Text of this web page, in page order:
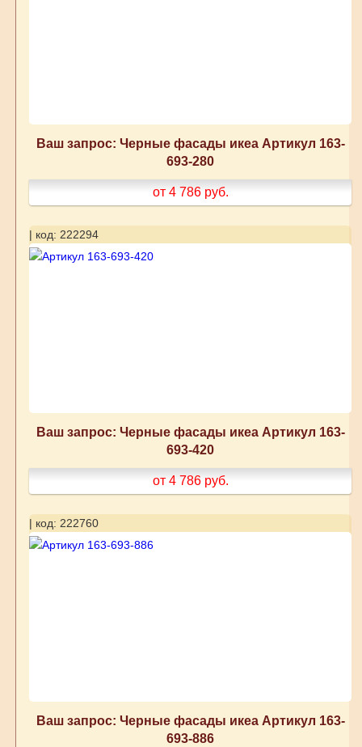
Ваш запрос: Черные фасады икеа Артикул 163-
693-280
от 4 786 руб.
| код: 222294
Ваш запрос: Черные фасады икеа Артикул 163-
693-420
от 4 786 руб.
| код: 222760
Ваш запрос: Черные фасады икеа Артикул 163-
693-886